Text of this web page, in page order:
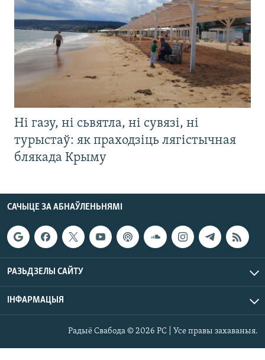
Ні газу, ні сьвятла, ні сувязі, ні
турыстаў: як праходзіць лягістычная
блякада Крыму
САЧЫЦЕ ЗА АБНАЎЛЕНЬНЯМІ
РАЗЬДЗЕЛЫ САЙТУ
ІНФАРМАЦЫЯ
Радыё Свабода © 2026 РС | Усе правы захаваныя.